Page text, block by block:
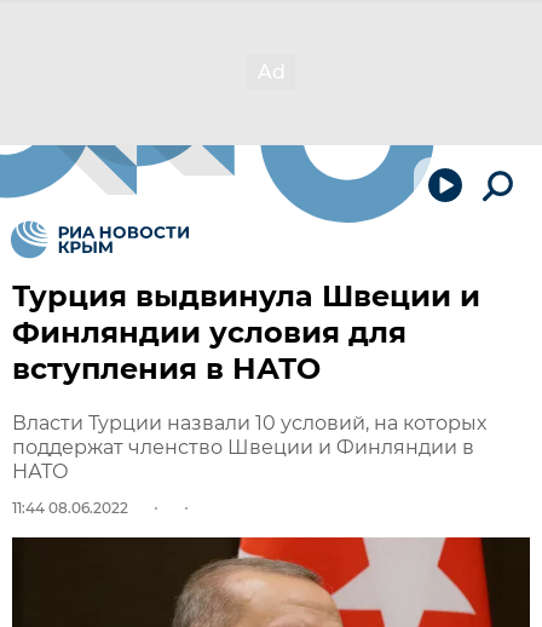
Турция выдвинула Швеции и
Финляндии условия для
вступления в НАТО
Власти Турции назвали 10 условий, на которых
поддержат членство Швеции и Финляндии в
НАТО
11:44 08.06.2022